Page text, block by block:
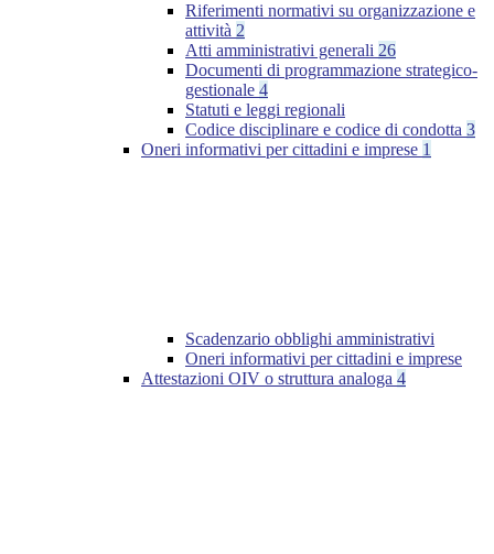
Riferimenti normativi su organizzazione e
attività 2
Atti amministrativi generali 26
Documenti di programmazione strategico-
gestionale 4
Statuti e leggi regionali
Codice disciplinare e codice di condotta 3
Oneri informativi per cittadini e imprese 1
Scadenzario obblighi amministrativi
Oneri informativi per cittadini e imprese
Attestazioni OIV o struttura analoga 4